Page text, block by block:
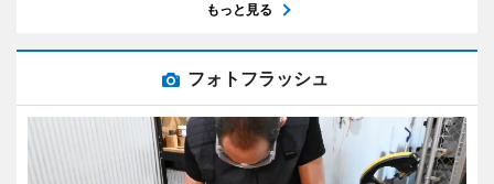
もっと見る
フォトフラッシュ